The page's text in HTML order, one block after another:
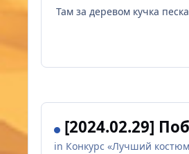
Там за деревом кучка
[2024.02.29]
in Конкурс «Лучший